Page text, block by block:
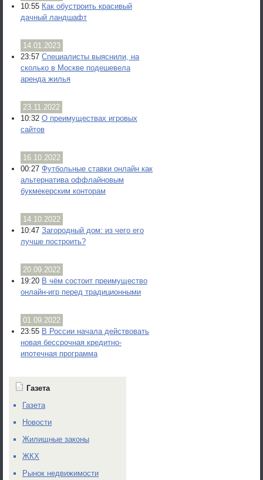
10:55 Как обустроить красивый
дачный ландшафт
14.01.2023
23:57 Специалисты выяснили, на
сколько в Москве подешевела
аренда жилья
23.11.2022
10:32 О преимуществах игровых
сайтов
16.10.2022
00:27 Футбольные ставки онлайн как
альтернатива оффлайновым
букмекерским конторам
14.10.2022
10:47 Загородный дом: из чего его
лучше построить?
20.09.2022
19:20 В чём состоит преимущество
онлайн-игр перед традиционными
01.09.2022
23:55 В России начала действовать
новая бессрочная кредитно-
ипотечная программа
Газета
Газета
Новости
Жилищные законы
ЖКХ
Рынок недвижимости